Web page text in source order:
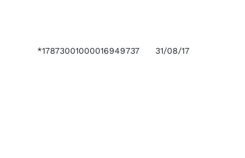
*17873001000016949737 31/08/17